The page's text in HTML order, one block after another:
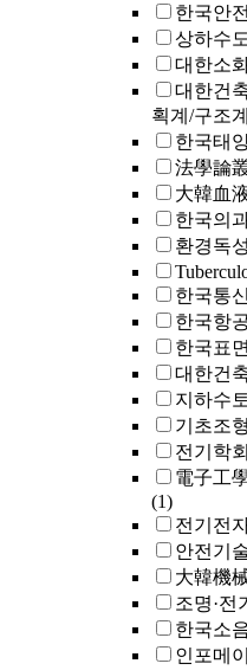
한국안
상하수
대한소
대한건
획계/구조계
한국태
法學論
大韓血
한국의
환경독
한국통
한국항
한국표
대한건
지하수
기초조
전기학
電子工
(1)
전기전
안전기
大韓機
조명·전
한국소
인포메